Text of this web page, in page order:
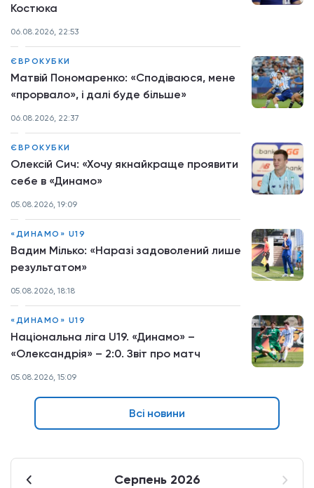
Костюка
06.08.2026, 22:53
ЄВРОКУБКИ
Матвій Пономаренко: «Сподіваюся, мене
«прорвало», і далі буде більше»
06.08.2026, 22:37
ЄВРОКУБКИ
Олексій Сич: «Хочу якнайкраще проявити
себе в «Динамо»
05.08.2026, 19:09
«ДИНАМО» U19
Вадим Мілько: «Наразі задоволений лише
результатом»
05.08.2026, 18:18
«ДИНАМО» U19
Національна ліга U19. «Динамо» –
«Олександрія» – 2:0. Звіт про матч
05.08.2026, 15:09
Всі новини
Серпень 2026